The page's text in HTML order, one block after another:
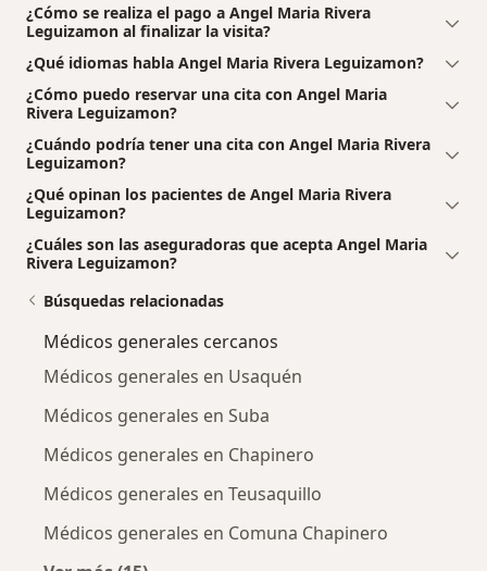
¿Cómo se realiza el pago a Angel Maria Rivera
Leguizamon al finalizar la visita?
¿Qué idiomas habla Angel Maria Rivera Leguizamon?
¿Cómo puedo reservar una cita con Angel Maria
Rivera Leguizamon?
¿Cuándo podría tener una cita con Angel Maria Rivera
Leguizamon?
¿Qué opinan los pacientes de Angel Maria Rivera
Leguizamon?
¿Cuáles son las aseguradoras que acepta Angel Maria
Rivera Leguizamon?
Búsquedas relacionadas
Médicos generales cercanos
Médicos generales en Usaquén
Médicos generales en Suba
Médicos generales en Chapinero
Médicos generales en Teusaquillo
Médicos generales en Comuna Chapinero